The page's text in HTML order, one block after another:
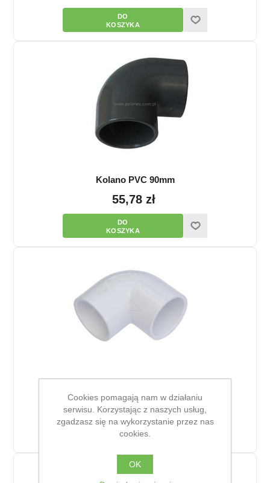
Kolano PVC 90mm
55,78 zł
18,89 zł
Cookies pomagają nam w działaniu
serwisu. Korzystając z naszych usług,
zgadzasz się na wykorzystanie przez nas
cookies.
OK